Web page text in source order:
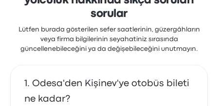
sorular
Lütfen burada gösterilen sefer saatlerinin, güzergâhların
veya firma bilgilerinin seyahatiniz sırasında
güncellenebileceğini ya da değişebileceğini unutmayın.
Odesa'den Kişinev'ye otobüs bileti
ne kadar?